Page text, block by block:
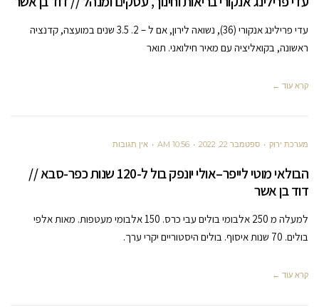
עדי פרילינג אנקורי (36), נשואה לירון, אם ל – 2. 3.5 שנים במועצה, קדנציה
ראשונה, בקואליציה עם מאיר חילואני. תואר
קרא עוד ←
מערכת ירוק ספטמבר 22, 2022 10:56 AM אין תגובות
הבולאי מוטי לייפר–אולי יונפק בול ל-120 שנות כפר-סבא //
דוד בן אשר
למעלה מ 250 אלבומי בולים עבי כרס. 150 אלבומי מעטפות. מאות אלפי
בולים. 70 שנות איסוף. בולים היסטוריים יקרי ערך.
קרא עוד ←